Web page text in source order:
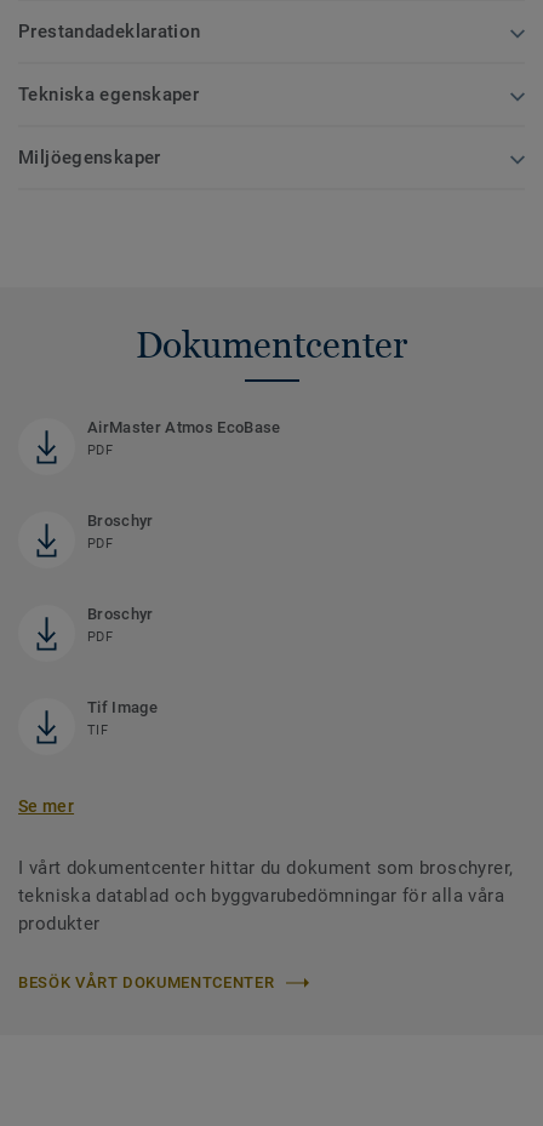
Prestandadeklaration
Tekniska egenskaper
Miljöegenskaper
Dokumentcenter
AirMaster Atmos EcoBase
PDF
Broschyr
PDF
Broschyr
PDF
Tif Image
TIF
Se mer
I vårt dokumentcenter hittar du dokument som broschyrer,
tekniska datablad och byggvarubedömningar för alla våra
produkter
BESÖK VÅRT DOKUMENTCENTER